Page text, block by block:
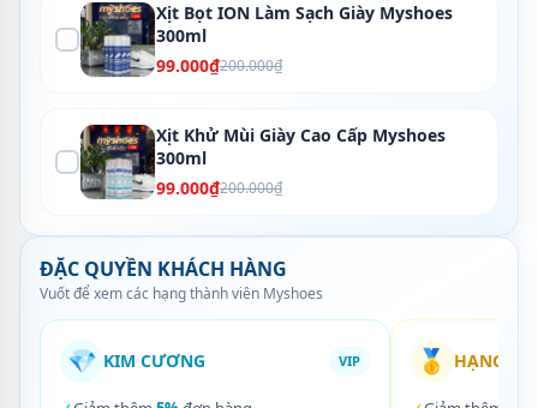
Xịt Bọt ION Làm Sạch Giày Myshoes
300ml
99.000₫200.000₫
Xịt Khử Mùi Giày Cao Cấp Myshoes
300ml
99.000₫200.000₫
ĐẶC QUYỀN KHÁCH HÀNG
Vuốt để xem các hạng thành viên Myshoes
💎 KIM CƯƠNG VIP 🥇 HẠNG